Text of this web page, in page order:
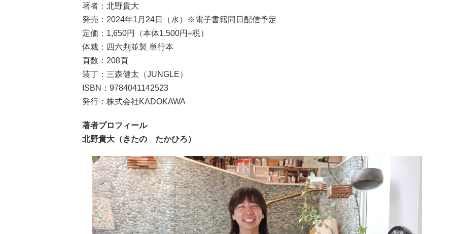
著者：北野貴大
発売：2024年1月24日（水）※電子書籍同日配信予定
定価：1,650円（本体1,500円+税）
体裁：四六判並製 単行本
頁数：208頁
装丁：三森健太（JUNGLE）
ISBN：9784041142523
発行：株式会社KADOKAWA
著者プロフィール
北野貴大（きたの たかひろ）